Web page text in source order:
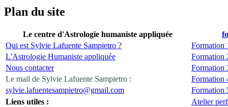
Plan du site
Le centre d'Astrologie humaniste appliquée
Qui est Sylvie Lafuente Sampietro ?
Formation
L'Astrologie Humaniste appliquée
Formation
Nous contacter
Formation
Le mail de Sylvie Lafuente Sampietro :
Formation
sylvie.lafuentesampietro@gmail.com
Formation
Liens utiles :
Atelier